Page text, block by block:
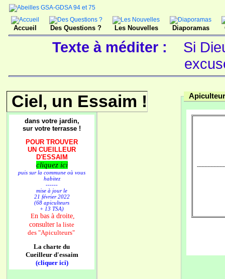
Accueil Des Questions ? Les Nouvelles Diaporamas
Texte à méditer :
Si
Ciel, un Essaim !
dans votre jardin,
sur votre terrasse !
POUR TROUVER
UN CUEILLEUR
D'ESSAIM
cliquez ici
puis sur la commune où vous
habitez
------
mise à jour le
21 février 2022
(68 apiculteurs
+ 13 TSA)
En bas à droite,
consulter la liste
des "Apiculteurs"
La charte du
Cueilleur d'essaim
(cliquer ici)